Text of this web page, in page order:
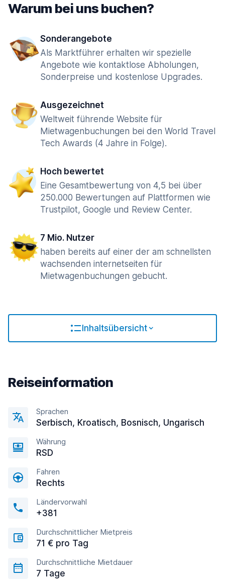
Warum bei uns buchen?
Sonderangebote
Als Marktführer erhalten wir spezielle
Angebote wie kontaktlose Abholungen,
Sonderpreise und kostenlose Upgrades.
Ausgezeichnet
Weltweit führende Website für
Mietwagenbuchungen bei den World Travel
Tech Awards (4 Jahre in Folge).
Hoch bewertet
Eine Gesamtbewertung von 4,5 bei über
250.000 Bewertungen auf Plattformen wie
Trustpilot, Google und Review Center.
7 Mio. Nutzer
haben bereits auf einer der am schnellsten
wachsenden internetseiten für
Mietwagenbuchungen gebucht.
Inhaltsübersicht
Reiseinformation
Sprachen
Serbisch, Kroatisch, Bosnisch, Ungarisch
Währung
RSD
Fahren
Rechts
Ländervorwahl
+381
Durchschnittlicher Mietpreis
71 € pro Tag
Durchschnittliche Mietdauer
7 Tage